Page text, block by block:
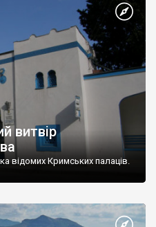
витвір
відомих Кримських палаців.